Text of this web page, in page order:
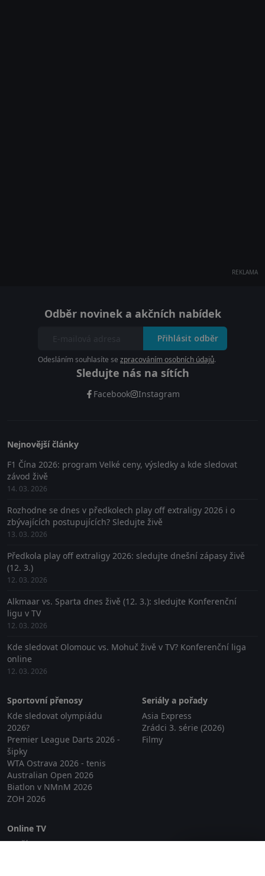
REKLAMA
Odběr novinek a akčních nabídek
Přihlásit odběr
Odesláním souhlasíte se zpracováním osobních údajů.
Sledujte nás na sítích
Facebook Instagram
Nejnovější články
F1 Čína 2026: program Velké ceny, výsledky a kde sledovat
závod živě
14. 03. 2026
Rozhodne se dnes v předkolech play off extraligy 2026 i o
zbývajících postupujících? Sledujte živě
13. 03. 2026
Předkola play off extraligy 2026: sledujte dnešní zápasy živě
(12. 3.)
12. 03. 2026
Alkmaar vs. Sparta dnes živě (12. 3.): sledujte Konferenční
ligu v TV
12. 03. 2026
Kde sledovat Olomouc vs. Mohuč živě v TV? Konferenční liga
online
12. 03. 2026
Sportovní přenosy
Kde sledovat olympiádu
2026?
Premier League Darts 2026 -
šipky
WTA Ostrava 2026 - tenis
Australian Open 2026
Biatlon v NMnM 2026
ZOH 2026
Seriály a pořady
Asia Express
Zrádci 3. série (2026)
Filmy
Online TV
Lepší.TV